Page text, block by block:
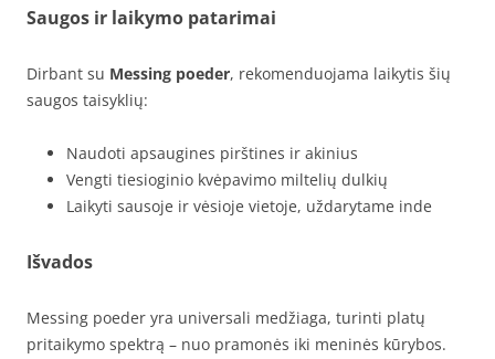
Saugos ir laikymo patarimai
Dirbant su Messing poeder, rekomenduojama laikytis šių
saugos taisyklių:
Naudoti apsaugines pirštines ir akinius
Vengti tiesioginio kvėpavimo miltelių dulkių
Laikyti sausoje ir vėsioje vietoje, uždarytame inde
Išvados
Messing poeder yra universali medžiaga, turinti platų
pritaikymo spektrą – nuo pramonės iki meninės kūrybos.